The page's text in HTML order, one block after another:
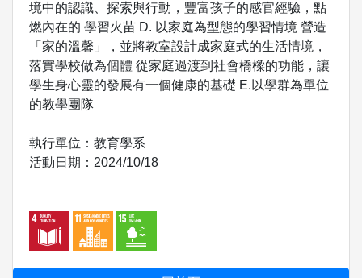
境中的認識、探索與行動，豐富孩子的感官經驗，點
燃內在的 學習火苗 D. 以家庭為型態的學習情境 營造
「家的溫馨」，並將教室設計成家庭式的生活情境，
落實學校做為個體 從家庭過渡到社會橋樑的功能，讓
學生身心靈的發展有一個健康的基礎 E.以學群為單位
的教學團隊
執行單位：教育學系
活動日期：2024/10/18